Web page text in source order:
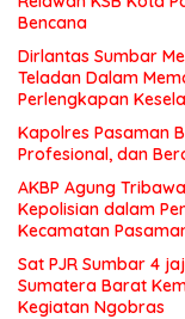
Bencana
Dirlantas Sumbar
Teladan Dalam
Perlengkapan
Kapolres Pasaman
Profesional, dan
AKBP Agung
Kepolisian dalam
Kecamatan
Sat PJR Sumbar 4
Sumatera Barat
Kegiatan Ngobras